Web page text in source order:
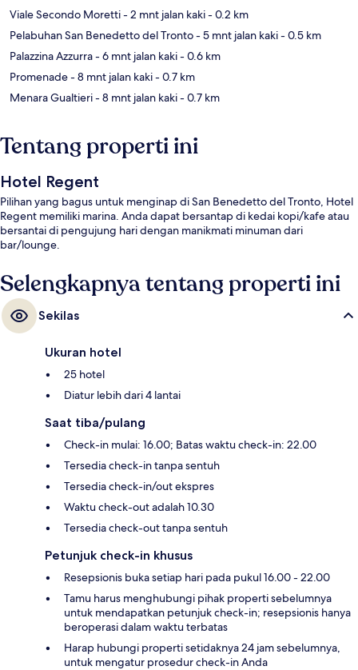
Viale Secondo Moretti- 2 mnt jalan kaki- 0.2 km
Pelabuhan San Benedetto del Tronto- 5 mnt jalan kaki- 0.5 km
Palazzina Azzurra- 6 mnt jalan kaki- 0.6 km
Promenade- 8 mnt jalan kaki- 0.7 km
Menara Gualtieri- 8 mnt jalan kaki- 0.7 km
Tentang properti ini
Hotel Regent
Pilihan yang bagus untuk menginap di San Benedetto del Tronto, Hotel
Regent memiliki marina. Anda dapat bersantap di kedai kopi/kafe atau
bersantai di pengujung hari dengan manikmati minuman dari
bar/lounge.
Selengkapnya tentang properti ini
Sekilas
Ukuran hotel
25 hotel
Diatur lebih dari 4 lantai
Saat tiba/pulang
Check-in mulai: 16.00; Batas waktu check-in: 22.00
Tersedia check-in tanpa sentuh
Tersedia check-in/out ekspres
Waktu check-out adalah 10.30
Tersedia check-out tanpa sentuh
Petunjuk check-in khusus
Resepsionis buka setiap hari pada pukul 16.00 - 22.00
Tamu harus menghubungi pihak properti sebelumnya
untuk mendapatkan petunjuk check-in; resepsionis hanya
beroperasi dalam waktu terbatas
Harap hubungi properti setidaknya 24 jam sebelumnya,
untuk mengatur prosedur check-in Anda